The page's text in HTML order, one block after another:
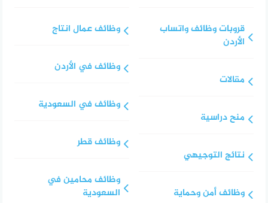
قروبات وظائف واتساب
الأردن
مقالات
منح دراسية
نتائج التوجيهي
وظائف أمن وحماية
وظائف عمال انتاج
وظائف في الأردن
وظائف في السعودية
وظائف قطر
وظائف محامين في
السعودية